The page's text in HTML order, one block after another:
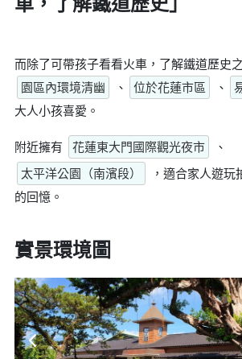
而除了可帶孩子看看火車，了解鐵道歷史
園區內環境清幽
、 位於花蓮市區 、
大人小孩喜愛。
附近擁有 花蓮東大門國際觀光夜市
、
太平洋公園（南濱段）
，適合家人遊
的回憶。
實景環境圖